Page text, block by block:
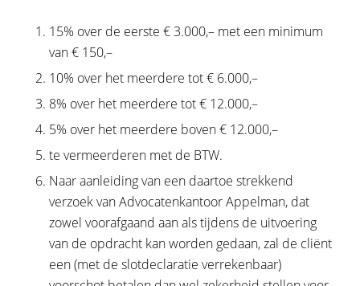
15% over de eerste € 3.000,– met een minimum
van € 150,–
10% over het meerdere tot € 6.000,–
8% over het meerdere tot € 12.000,–
5% over het meerdere boven € 12.000,–
te vermeerderen met de BTW.
Naar aanleiding van een daartoe strekkend
verzoek van Advocatenkantoor Appelman, dat
zowel voorafgaand aan als tijdens de uitvoering
van de opdracht kan worden gedaan, zal de cliënt
een (met de slotdeclaratie verrekenbaar)